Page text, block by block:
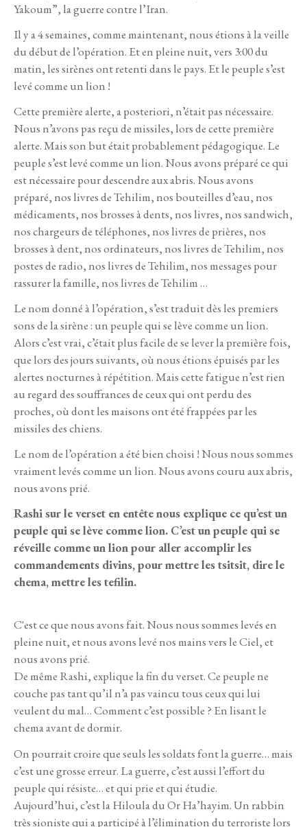
Yakoum”, la guerre contre l’Iran.
Il y a 4 semaines, comme maintenant, nous étions à la veille
du début de l’opération. Et en pleine nuit, vers 3:00 du
matin, les sirènes ont retenti dans le pays. Et le peuple s’est
levé comme un lion !
Cette première alerte, a posteriori, n’était pas nécessaire.
Nous n’avons pas reçu de missiles, lors de cette première
alerte. Mais son but était probablement pédagogique. Le
peuple s’est levé comme un lion. Nous avons préparé ce qui
est nécessaire pour descendre aux abris. Nous avons
préparé, nos livres de Tehilim, nos bouteilles d’eau, nos
médicaments, nos brosses à dents, nos livres, nos sandwich,
nos chargeurs de téléphones, nos livres de prières, nos
brosses à dent, nos ordinateurs, nos livres de Tehilim, nos
postes de radio, nos livres de Tehilim, nos messages pour
rassurer la famille, nos livres de Tehilim …
Le nom donné à l’opération, s’est traduit dès les premiers
sons de la sirène : un peuple qui se lève comme un lion.
Alors c’est vrai, c’était plus facile de se lever la première fois,
que lors des jours suivants, où nous étions épuisés par les
alertes nocturnes à répétition. Mais cette fatigue n’est rien
au regard des souffrances de ceux qui ont perdu des
proches, où dont les maisons ont été frappées par les
missiles des chiens.
Le nom de l’opération a été bien choisi ! Nous nous sommes
vraiment levés comme un lion. Nous avons couru aux abris,
nous avons prié.
Rashi sur le verset en entête nous explique ce qu’est un
peuple qui se lève comme lion. C’est un peuple qui se
réveille comme un lion pour aller accomplir les
commandements divins, pour mettre les tsitsit, dire le
chema, mettre les tefilin.
C'est ce que nous avons fait. Nous nous sommes levés en
pleine nuit, et nous avons levé nos mains vers le Ciel, et
nous avons prié.
De même Rashi, explique la fin du verset. Ce peuple ne
couche pas tant qu’il n’a pas vaincu tous ceux qui lui
veulent du mal… Comment c’est possible ? En lisant le
chema avant de dormir.
On pourrait croire que seuls les soldats font la guerre… mais
c’est une grosse erreur. La guerre, c’est aussi l’effort du
peuple qui résiste… et qui prie et qui étudie.
Aujourd’hui, c’est la Hiloula du Or Ha’hayim. Un rabbin
très sioniste qui a participé à l’élimination du terroriste lors